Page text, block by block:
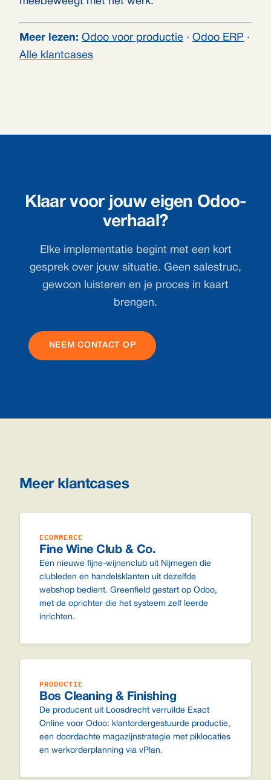
Meer lezen: Odoo voor productie · Odoo ERP ·
Alle klantcases
Klaar voor jouw eigen Odoo-
verhaal?
Elke implementatie begint met een kort
gesprek over jouw situatie. Geen salestruc,
gewoon luisteren en je proces in kaart
brengen.
NEEM CONTACT OP
Meer klantcases
ECOMMERCE
Fine Wine Club & Co.
Een nieuwe fijne-wijnenclub uit Nijmegen die
clubleden en handelsklanten uit dezelfde
webshop bedient. Greenfield gestart op Odoo,
met de oprichter die het systeem zelf leerde
inrichten.
PRODUCTIE
Bos Cleaning & Finishing
De producent uit Loosdrecht verruilde Exact
Online voor Odoo: klantordergestuurde productie,
een doordachte magazijnstrategie met piklocaties
en werkorderplanning via vPlan.